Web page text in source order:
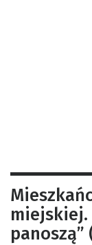
miejskiej.
panoszą”